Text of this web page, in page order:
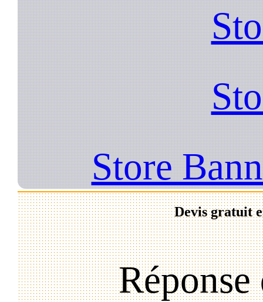
Store
Devis gratuit